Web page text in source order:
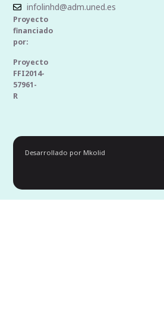
infolinhd@adm.uned.es
Proyecto
financiado
por:
Proyecto
FFI2014-
57961-
R
Desarrollado por Mkolid